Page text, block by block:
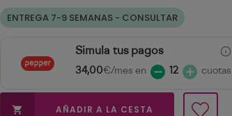
ENTREGA 7-9 SEMANAS - CONSULTAR
Simula tus pagos
34,00€/mes en 12 cuotas
 AÑADIR A LA CESTA